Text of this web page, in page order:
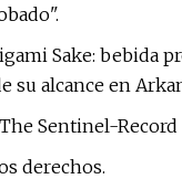
Sake: bebida
su alcance en
Sentinel-Record
derechos.